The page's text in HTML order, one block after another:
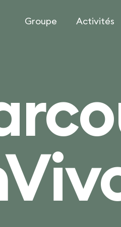
Groupe Activités